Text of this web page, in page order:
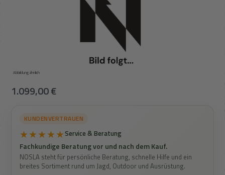
Abbildung ähnlich
Regulärer Preis:
1.099,00 €
KUNDENVERTRAUEN
★★★★★Service & Beratung
Fachkundige Beratung vor und nach dem Kauf.
NOSLA steht für persönliche Beratung, schnelle Hilfe und ein
breites Sortiment rund um Jagd, Outdoor und Ausrüstung.